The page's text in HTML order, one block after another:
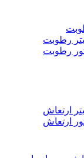
رطوبت
رطوبت
ارتعاش
ارتعاش